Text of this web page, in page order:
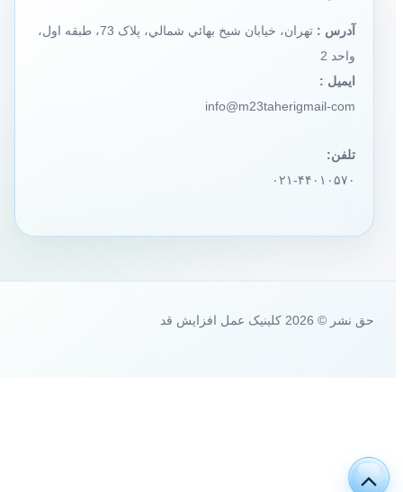
آدرس :
تهران، خيابان شيخ بهائي شمالي، پلاک 73، طبقه اول،
واحد 2
ایمیل :
info@m23taherigmail-com
تلفن:
۰۲۱-۴۴۰۱۰۵۷۰
حق نشر © 2026 کلینیک عمل افزایش قد